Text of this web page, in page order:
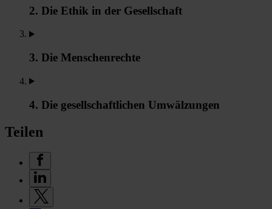
2. Die Ethik in der Gesellschaft
3. Die Menschenrechte
4. Die gesellschaftlichen Umwälzungen
Teilen